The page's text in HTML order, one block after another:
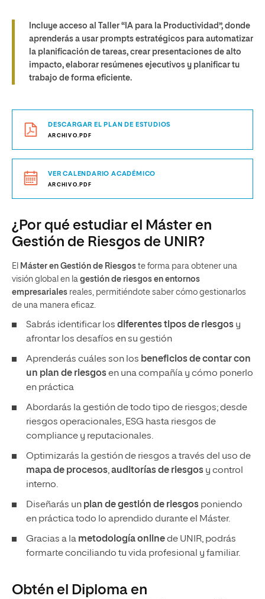
Incluye acceso al Taller “IA para la Productividad”, donde
aprenderás a usar prompts estratégicos para automatizar
la planificación de tareas, crear presentaciones de alto
impacto, elaborar resúmenes ejecutivos y planificar tu
trabajo de forma eficiente.
DESCARGAR EL PLAN DE ESTUDIOS
ARCHIVO.PDF
VER CALENDARIO ACADÉMICO
ARCHIVO.PDF
¿Por qué estudiar el Máster en
Gestión de Riesgos de UNIR?
El Máster en Gestión de Riesgos te forma para obtener una
visión global en la gestión de riesgos en entornos
empresariales reales, permitiéndote saber cómo gestionarlos
de una manera eficaz.
Sabrás identificar los diferentes tipos de riesgos y
afrontar los desafíos en su gestión
Aprenderás cuáles son los beneficios de contar con
un plan de riesgosen una compañía y cómo ponerlo
en práctica
Abordarás la gestión de todo tipo de riesgos; desde
riesgos operacionales, ESG hasta riesgos de
compliance y reputacionales.
Optimizarás la gestión de riesgos a través del uso de
mapa de procesos,auditorías de riesgos y control
interno.
Diseñarás un plan de gestión de riesgos poniendo
en práctica todo lo aprendido durante el Máster.
Gracias a la metodología onlinede UNIR, podrás
formarte conciliando tu vida profesional y familiar.
Obtén el Diploma en